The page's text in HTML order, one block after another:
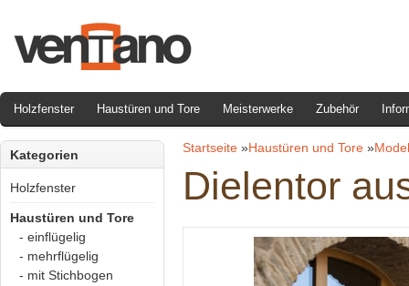
Holzfenster Haustüren und Tore Meisterwerke Zubehör
Kategorien
Holzfenster
Haustüren und Tore
- einflügelig
- mehrflügelig
- mit Stichbogen
Startseite »Haustüren und Tore »
Dielentor